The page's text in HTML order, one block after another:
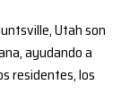
Utah son
ayudando a
residentes, los